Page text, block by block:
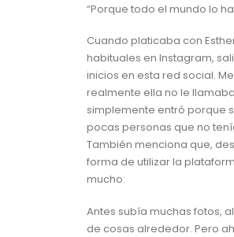
“Porque todo el mundo lo
Cuando platicaba con
habituales en Instagram,
inicios en esta red social.
realmente ella no le
simplemente entró porque
pocas personas que no
También menciona que,
forma de utilizar la
mucho:
Antes subía muchas fotos,
de cosas alrededor. Pero